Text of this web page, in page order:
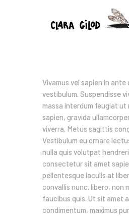
CLARA GILOD
Cours hebdomadaires
Vivamus vel sapien in ante
vestibulum. Suspendisse
massa interdum feugiat ut
sapien, gravida
viverra. Metus sagittis
Vestibulum eu ornare
nulla quis volutpat
consectetur sit amet
pellentesque iaculis at
convallis nunc. libero, non
faucibus quis. Ut sit amet
condimentum, maximus